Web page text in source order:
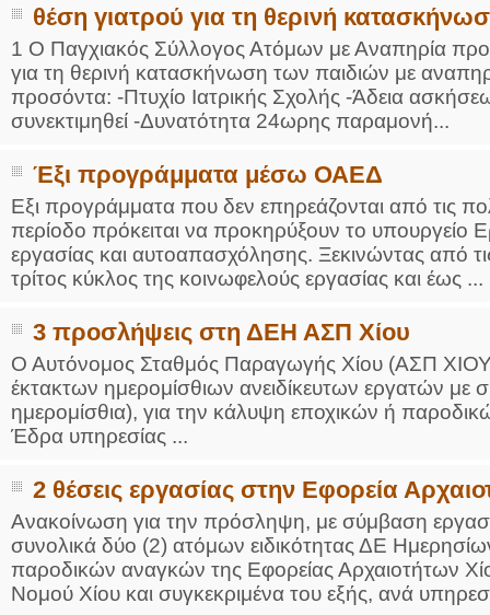
θέση γιατρού για τη θερινή
1 Ο Παγχιακός Σύλλογος Ατόμων με Αναπηρία
για τη θερινή κατασκήνωση των παιδιών με
προσόντα: -Πτυχίο Ιατρικής Σχολής -Άδεια
συνεκτιμηθεί -Δυνατότητα 24ωρης παραμονή...
Έξι προγράμματα μέσω ΟΑΕΔ
Εξι προγράμματα που δεν επηρεάζονται από τις
περίοδο πρόκειται να προκηρύξουν το υπουργείο
εργασίας και αυτοαπασχόλησης. Ξεκινώντας από
τρίτος κύκλος της κοινωφελούς εργασίας και έως ...
3 προσλήψεις στη ΔΕΗ ΑΣΠ Χίου
Ο Αυτόνομος Σταθμός Παραγωγής Χίου (ΑΣΠ
έκτακτων ημερομίσθιων ανειδίκευτων εργατών
ημερομίσθια), για την κάλυψη εποχικών ή
Έδρα υπηρεσίας ...
2 θέσεις εργασίας στην Εφορεία
Ανακοίνωση για την πρόσληψη, με σύμβαση
συνολικά δύο (2) ατόμων ειδικότητας ΔΕ
παροδικών αναγκών της Εφορείας Αρχαιοτήτων
Νομού Χίου και συγκεκριμένα του εξής, ανά